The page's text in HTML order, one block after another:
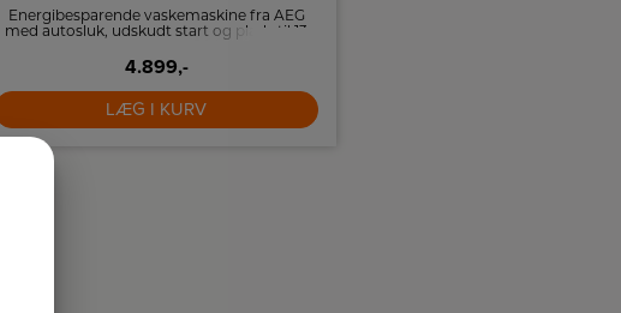
Energibesparende vaskemaskine fra AEG
med autosluk, udskudt start og plads til 13
4.899,-
LÆG I KURV